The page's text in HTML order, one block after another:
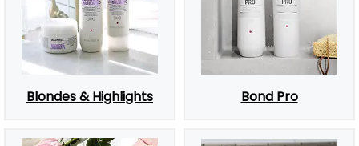
Blondes & Highlights Bond Pro